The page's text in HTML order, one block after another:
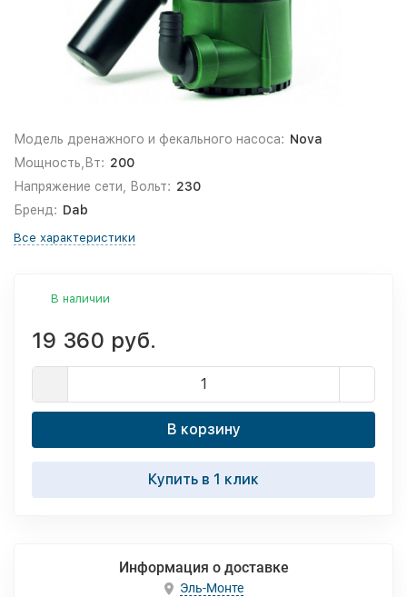
Модель дренажного и фекального насоса: Nova
Мощность,Вт: 200
Напряжение сети, Вольт: 230
Бренд: Dab
Все характеристики
В наличии
19 360 руб.
В корзину
Купить в 1 клик
Информация о доставке
Эль-Монте